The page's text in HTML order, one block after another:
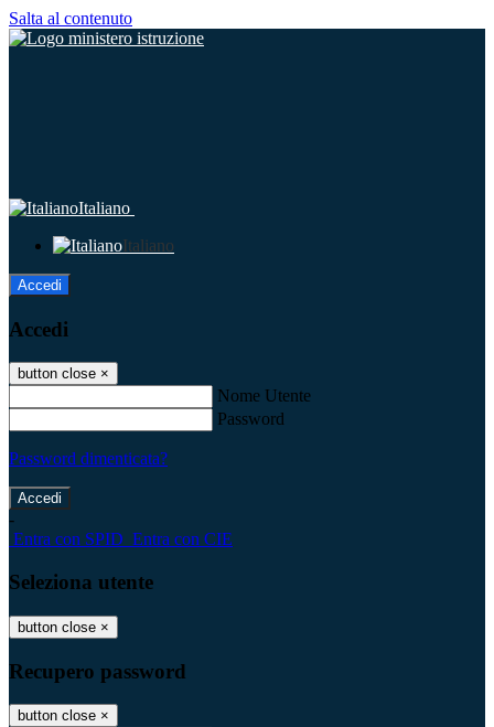
Salta al contenuto
Italiano
Italiano
Accedi
Accedi
button close ×
Nome Utente
Password
Password dimenticata?
-
Entra con SPID Entra con CIE
Seleziona utente
button close ×
Recupero password
button close ×